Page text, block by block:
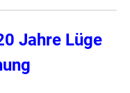
Jahre Lüge